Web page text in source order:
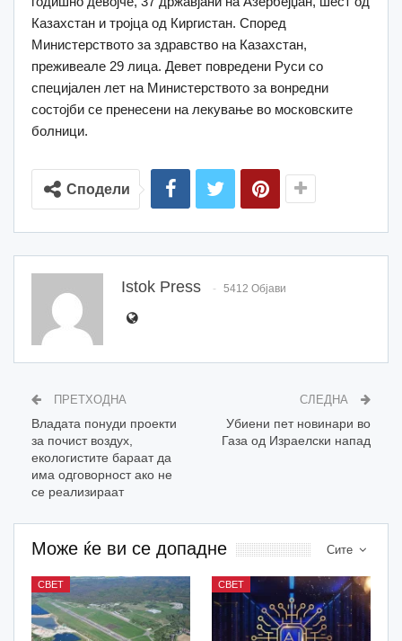
Казахстан и тројца од Киргистан. Според
Министерството за здравство на Казахстан,
преживеале 29 лица. Девет повредени Руси со
специјален лет на Министерството за вонредни
состојби се пренесени на лекување во московските
болници.
Сподели
Istok Press 5412 Објави
ПРЕТХОДНА
Владата понуди проекти
за почист воздух,
екологистите бараат да
има одговорност ако не
се реализираат
СЛЕДНА
Убиени пет новинари во
Газа од Израелски напад
Сите
Може ќе ви се допадне
СВЕТ СВЕТ